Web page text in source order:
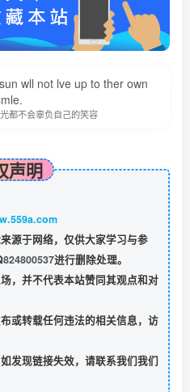
wll not lve up to ther own
都不会辜负自己的笑容
声明
源于网络，仅供大家学习与参
824800537进行删除处理。
，并不代表本站赞同其观点和对
或转载任何违法的相关信息，访
发现链接失效，请联系我们我们